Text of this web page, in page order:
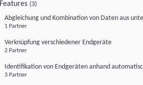
Features (3)
Abgleichung und Kombination von Daten aus
1 Partner
Verknüpfung verschiedener Endgeräte
2 Partner
Identifikation von Endgeräten anhand
3 Partner